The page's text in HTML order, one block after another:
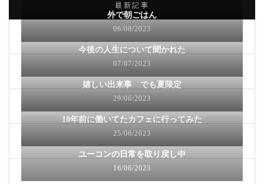
最新記事
外で朝ごはん
06/08/2023
今後の人生について聞かれた
07/07/2023
嬉しい出来事 でも夏限定
29/06/2023
10年前に働いてたカフェに行ってみた
25/06/2023
ユーコンの日常を取り戻し中
16/06/2023